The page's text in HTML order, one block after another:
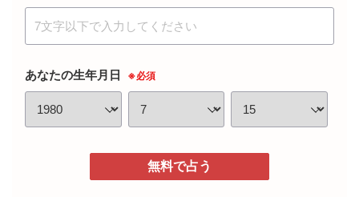
あなたの生年月日 ※必須
無料で占う